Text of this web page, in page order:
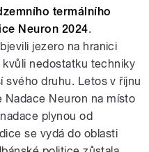
termálního
Neuron 2024.
jezero na hranici
kvůli nedostatku techniky
svého druhu. Letos v říjnu
Neuron na místo
plynou od
se vydá do oblasti